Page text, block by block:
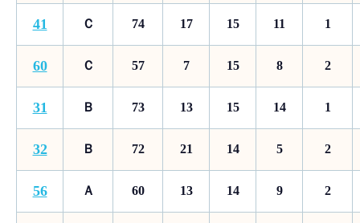
41 Ｃ 74 17 15 11 1
60 Ｃ 57 7 15 8 2
31 Ｂ 73 13 15 14 1
32 Ｂ 72 21 14 5 2
56 Ａ 60 13 14 9 2